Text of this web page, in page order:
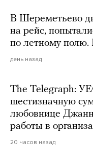
В Шереметьево
на рейс,
по летному
день назад
The Telegraph:
шестизначную
любовнице
работы в
20 часов назад